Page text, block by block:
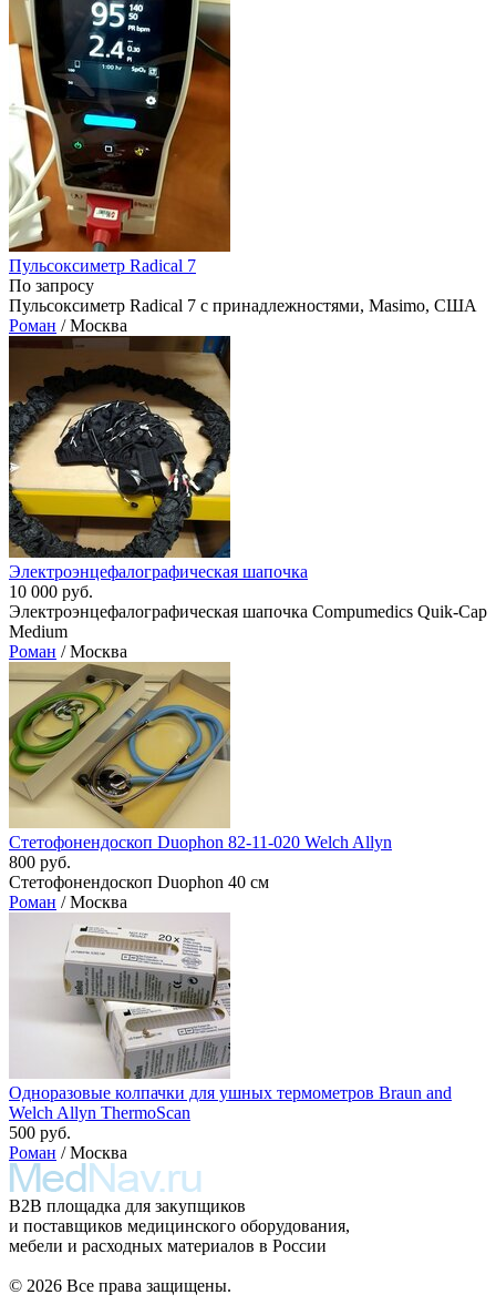
Пульсоксиметр Radical 7
По запросу
Пульсоксиметр Radical 7 с принадлежностями, Masimo, США
Роман / Москва
Электроэнцефалографическая шапочка
10 000 руб.
Электроэнцефалографическая шапочка Compumedics Quik-Cap
Medium
Роман / Москва
Стетофонендоскоп Duophon 82-11-020 Welch Allyn
800 руб.
Стетофонендоскоп Duophon 40 см
Роман / Москва
Одноразовые колпачки для ушных термометров Braun and
Welch Allyn ThermoScan
500 руб.
Роман / Москва
B2B площадка для закупщиков
и поставщиков медицинского оборудования,
мебели и расходных материалов в России
© 2026 Все права защищены.